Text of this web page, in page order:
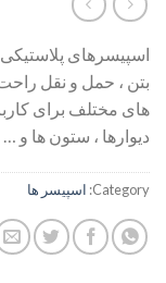
اسپیسرهای
بتن ، حمل و نقل
های مختلف برای
دیوارها ، ستون ها و
Category: اسپیسر ها